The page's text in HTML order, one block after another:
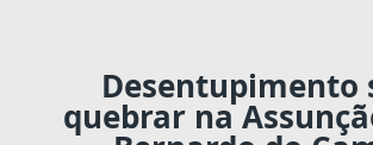
Desentupimento
quebrar na